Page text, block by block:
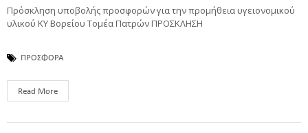
Πρόσκληση υποβολής προσφορών για την προμήθεια υγειονομικού
υλικού KY Βορείου Τομέα Πατρών ΠΡΟΣΚΛΗΣΗ
ΠΡΟΣΦΟΡΑ
Read More